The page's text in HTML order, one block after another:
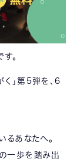
。
」第5弾を、6
るあなたへ。
一歩を踏み出